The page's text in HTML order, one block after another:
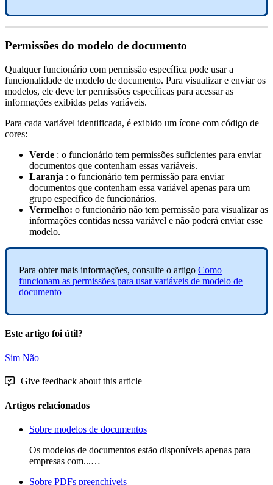
Permissões do modelo de documento
Qualquer funcionário com permissão específica pode usar a
funcionalidade de modelo de documento. Para visualizar e enviar os
modelos, ele deve ter permissões específicas para acessar as
informações exibidas pelas variáveis.
Para cada variável identificada, é exibido um ícone com código de
cores:
Verde : o funcionário tem permissões suficientes para enviar
documentos que contenham essas variáveis.
Laranja : o funcionário tem permissão para enviar
documentos que contenham essa variável apenas para um
grupo específico de funcionários.
Vermelho: o funcionário não tem permissão para visualizar as
informações contidas nessa variável e não poderá enviar esse
modelo.
Para obter mais informações, consulte o artigo Como
funcionam as permissões para usar variáveis de modelo de
documento
Este artigo foi útil?
Sim Não
Give feedback about this article
Artigos relacionados
Sobre modelos de documentos
Os modelos de documentos estão disponíveis apenas para
empresas com...…
Sobre PDFs preenchíveis